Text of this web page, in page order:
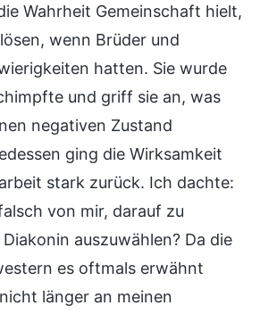
Wahrheit Gemeinschaft hielt,
wenn Brüder und
hatten. Sie wurde
und griff sie an, was
negativen Zustand
ging die Wirksamkeit
stark zurück. Ich dachte:
von mir, darauf zu
auszuwählen? Da die
es oftmals erwähnt
länger an meinen